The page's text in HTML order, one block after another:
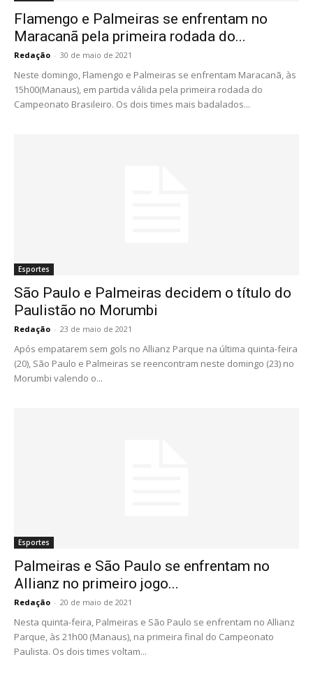
Flamengo e Palmeiras se enfrentam no
Maracanã pela primeira rodada do...
Redação - 30 de maio de 2021
Neste domingo, Flamengo e Palmeiras se enfrentam Maracanã, às
15h00(Manaus), em partida válida pela primeira rodada do
Campeonato Brasileiro. Os dois times mais badalados...
Esportes
São Paulo e Palmeiras decidem o título do
Paulistão no Morumbi
Redação - 23 de maio de 2021
Após empatarem sem gols no Allianz Parque na última quinta-feira
(20), São Paulo e Palmeiras se reencontram neste domingo (23) no
Morumbi valendo o...
Esportes
Palmeiras e São Paulo se enfrentam no
Allianz no primeiro jogo...
Redação - 20 de maio de 2021
Nesta quinta-feira, Palmeiras e São Paulo se enfrentam no Allianz
Parque, às 21h00 (Manaus), na primeira final do Campeonato
Paulista. Os dois times voltam...